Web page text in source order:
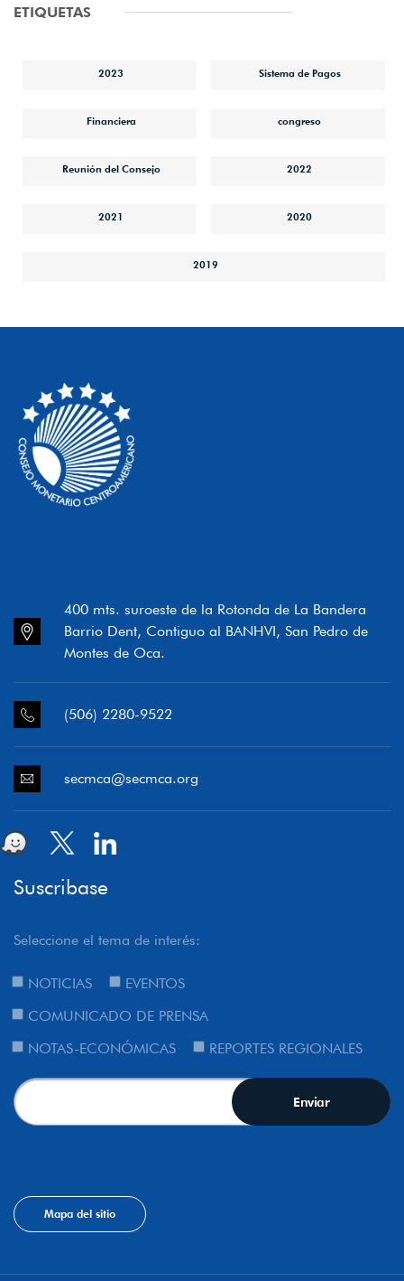
ETIQUETAS
2023 Sistema de Pagos
Financiera congreso
Reunión del Consejo 2022
2021 2020
2019
400 mts. suroeste de la Rotonda de La Bandera
Barrio Dent, Contiguo al BANHVI, San Pedro de
Montes de Oca.
(506) 2280-9522
secmca@secmca.org
Suscribase
Seleccione el tema de interés:
NOTICIAS
EVENTOS
COMUNICADO DE PRENSA
NOTAS-ECONÓMICAS
REPORTES REGIONALES
Mapa del sitio